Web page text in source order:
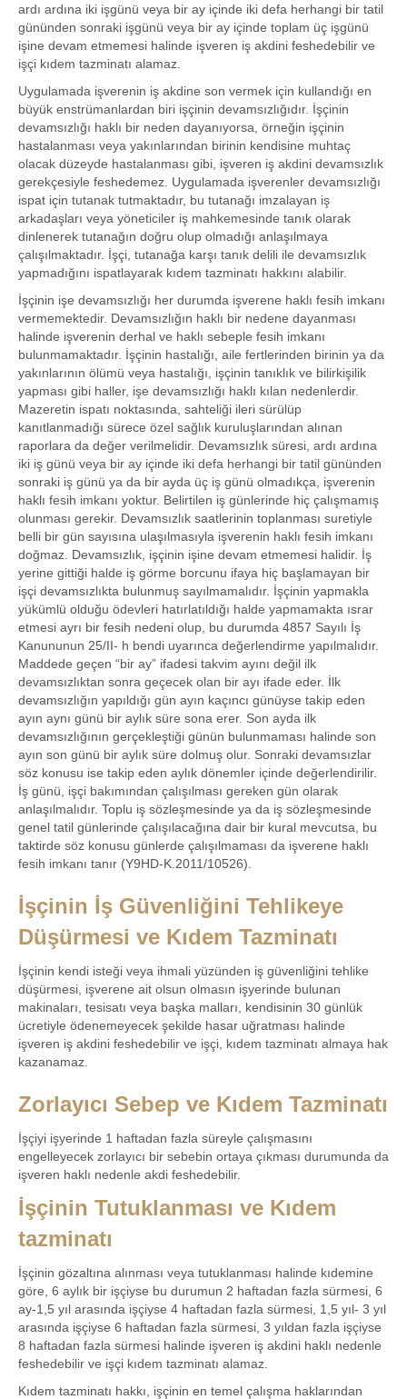
ardı ardına iki işgünü veya bir ay içinde iki defa herhangi bir tatil
gününden sonraki işgünü veya bir ay içinde toplam üç işgünü
işine devam etmemesi halinde işveren iş akdini feshedebilir ve
işçi kıdem tazminatı alamaz.
Uygulamada işverenin iş akdine son vermek için kullandığı en
büyük enstrümanlardan biri işçinin devamsızlığıdır. İşçinin
devamsızlığı haklı bir neden dayanıyorsa, örneğin işçinin
hastalanması veya yakınlarından birinin kendisine muhtaç
olacak düzeyde hastalanması gibi, işveren iş akdini devamsızlık
gerekçesiyle feshedemez. Uygulamada işverenler devamsızlığı
ispat için tutanak tutmaktadır, bu tutanağı imzalayan iş
arkadaşları veya yöneticiler iş mahkemesinde tanık olarak
dinlenerek tutanağın doğru olup olmadığı anlaşılmaya
çalışılmaktadır. İşçi, tutanağa karşı tanık delili ile devamsızlık
yapmadığını ispatlayarak kıdem tazminatı hakkını alabilir.
İşçinin işe devamsızlığı her durumda işverene haklı fesih imkanı
vermemektedir. Devamsızlığın haklı bir nedene dayanması
halinde işverenin derhal ve haklı sebeple fesih imkanı
bulunmamaktadır. İşçinin hastalığı, aile fertlerinden birinin ya da
yakınlarının ölümü veya hastalığı, işçinin tanıklık ve bilirkişilik
yapması gibi haller, işe devamsızlığı haklı kılan nedenlerdir.
Mazeretin ispatı noktasında, sahteliği ileri sürülüp
kanıtlanmadığı sürece özel sağlık kuruluşlarından alınan
raporlara da değer verilmelidir. Devamsızlık süresi, ardı ardına
iki iş günü veya bir ay içinde iki defa herhangi bir tatil gününden
sonraki iş günü ya da bir ayda üç iş günü olmadıkça, işverenin
haklı fesih imkanı yoktur. Belirtilen iş günlerinde hiç çalışmamış
olunması gerekir. Devamsızlık saatlerinin toplanması suretiyle
belli bir gün sayısına ulaşılmasıyla işverenin haklı fesih imkanı
doğmaz. Devamsızlık, işçinin işine devam etmemesi halidir. İş
yerine gittiği halde iş görme borcunu ifaya hiç başlamayan bir
işçi devamsızlıkta bulunmuş sayılmamalıdır. İşçinin yapmakla
yükümlü olduğu ödevleri hatırlatıldığı halde yapmamakta ısrar
etmesi ayrı bir fesih nedeni olup, bu durumda 4857 Sayılı İş
Kanununun 25/II- h bendi uyarınca değerlendirme yapılmalıdır.
Maddede geçen “bir ay” ifadesi takvim ayını değil ilk
devamsızlıktan sonra geçecek olan bir ayı ifade eder. İlk
devamsızlığın yapıldığı gün ayın kaçıncı günüyse takip eden
ayın aynı günü bir aylık süre sona erer. Son ayda ilk
devamsızlığının gerçekleştiği günün bulunmaması halinde son
ayın son günü bir aylık süre dolmuş olur. Sonraki devamsızlar
söz konusu ise takip eden aylık dönemler içinde değerlendirilir.
İş günü, işçi bakımından çalışılması gereken gün olarak
anlaşılmalıdır. Toplu iş sözleşmesinde ya da iş sözleşmesinde
genel tatil günlerinde çalışılacağına dair bir kural mevcutsa, bu
taktirde söz konusu günlerde çalışılmaması da işverene haklı
fesih imkanı tanır (Y9HD-K.2011/10526).
İşçinin İş Güvenliğini Tehlikeye
Düşürmesi ve Kıdem Tazminatı
İşçinin kendi isteği veya ihmali yüzünden iş güvenliğini tehlike
düşürmesi, işverene ait olsun olmasın işyerinde bulunan
makinaları, tesisatı veya başka malları, kendisinin 30 günlük
ücretiyle ödenemeyecek şekilde hasar uğratması halinde
işveren iş akdini feshedebilir ve işçi, kıdem tazminatı almaya hak
kazanamaz.
Zorlayıcı Sebep ve Kıdem Tazminatı
İşçiyi işyerinde 1 haftadan fazla süreyle çalışmasını
engelleyecek zorlayıcı bir sebebin ortaya çıkması durumunda da
işveren haklı nedenle akdi feshedebilir.
İşçinin Tutuklanması ve Kıdem
tazminatı
İşçinin gözaltına alınması veya tutuklanması halinde kıdemine
göre, 6 aylık bir işçiyse bu durumun 2 haftadan fazla sürmesi, 6
ay-1,5 yıl arasında işçiyse 4 haftadan fazla sürmesi, 1,5 yıl- 3 yıl
arasında işçiyse 6 haftadan fazla sürmesi, 3 yıldan fazla işçiyse
8 haftadan fazla sürmesi halinde işveren iş akdini haklı nedenle
feshedebilir ve işçi kıdem tazminatı alamaz.
Kıdem tazminatı hakkı, işçinin en temel çalışma haklarından